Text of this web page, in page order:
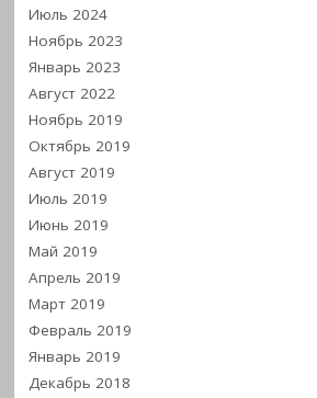
Июль 2024
Ноябрь 2023
Январь 2023
Август 2022
Ноябрь 2019
Октябрь 2019
Август 2019
Июль 2019
Июнь 2019
Май 2019
Апрель 2019
Март 2019
Февраль 2019
Январь 2019
Декабрь 2018